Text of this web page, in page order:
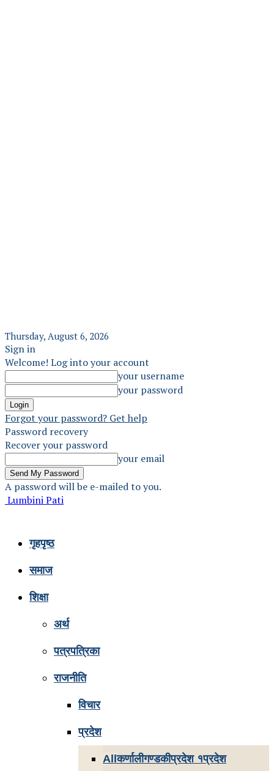
Thursday, August 6, 2026
Sign in
Welcome! Log into your account
your username
your password
Forgot your password? Get help
Password recovery
Recover your password
your email
A password will be e-mailed to you.
Lumbini Pati
गृहपृष्ठ
समाज
शिक्षा
अर्थ
पत्रपत्रिका
राजनीति
विचार
प्रदेश
Allकर्णालीगण्डकीप्रदेश १प्रदेश